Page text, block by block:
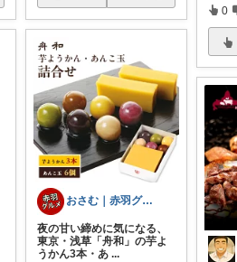
おさむ｜赤羽グルメ&穴場スポット
夜の甘い締めに気になる、
東京・浅草「舟和」の芋よ
うかん3本・あ ...
0